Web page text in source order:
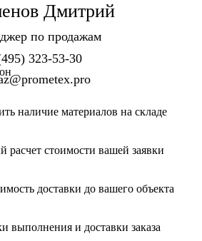
Дмитрий
по продажам
323-53-30
наличие материалов на складе
расчет стоимости вашей заявки
доставки до вашего объекта
выполнения и доставки заказа